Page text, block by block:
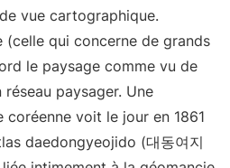
vue cartographique.
(celle qui concerne de grands
le paysage comme vu de
paysager. Une
voit le jour en 1861
daedongyeojido (대동여지